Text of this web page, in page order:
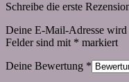
Schreibe die erste
Deine E-Mail-Adresse
Felder sind mit * markiert
Deine Bewertung *